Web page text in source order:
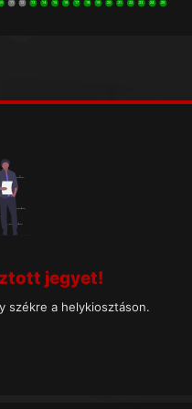
10 11 12 13 14 15 16 17 18 19 20 21 22 23 24 25
jegyet!
székre a helykiosztáson.